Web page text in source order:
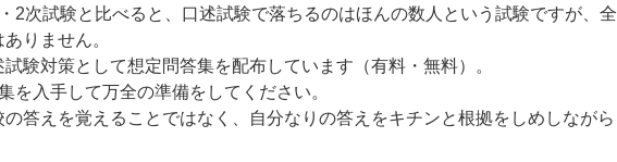
2次試験と比べると、口述試験で落ちるのはほんの数人という試験ですが、全
りません。
験対策として想定問答集を配布しています（有料・無料）。
を入手して万全の準備をしてください。
答えを覚えることではなく、自分なりの答えをキチンと根拠をしめしながら